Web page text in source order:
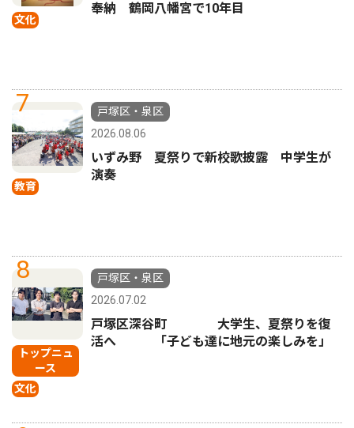
文化
奉納 鶴岡八幡宮で10年目
7
教育
戸塚区・泉区
2026.08.06
いずみ野 夏祭りで新校歌披露 中学生が
演奏
8
トップニュ
ース
文化
戸塚区・泉区
2026.07.02
戸塚区深谷町 大学生、夏祭りを復
活へ 「子ども達に地元の楽しみを」